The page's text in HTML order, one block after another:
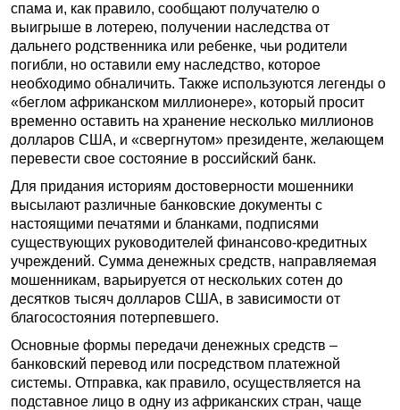
спама и, как правило, сообщают получателю о
выигрыше в лотерею, получении наследства от
дальнего родственника или ребенке, чьи родители
погибли, но оставили ему наследство, которое
необходимо обналичить. Также используются легенды о
«беглом африканском миллионере», который просит
временно оставить на хранение несколько миллионов
долларов США, и «свергнутом» президенте, желающем
перевести свое состояние в российский банк.
Для придания историям достоверности мошенники
высылают различные банковские документы с
настоящими печатями и бланками, подписями
существующих руководителей финансово-кредитных
учреждений. Сумма денежных средств, направляемая
мошенникам, варьируется от нескольких сотен до
десятков тысяч долларов США, в зависимости от
благосостояния потерпевшего.
Основные формы передачи денежных средств –
банковский перевод или посредством платежной
системы. Отправка, как правило, осуществляется на
подставное лицо в одну из африканских стран, чаще